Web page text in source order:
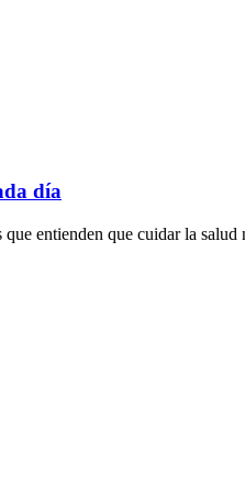
día
entienden que cuidar la salud